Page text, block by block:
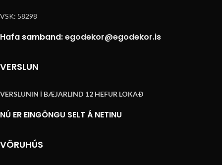
VSK: 58298
Hafa samband:egodekor@egodekor.is
VERSLUN
VERSLUNIN Í BÆJARLIND 12 HEFUR LOKAÐ
NÚ ER EINGÖNGU SELT Á NETINU
VÖRUHÚS